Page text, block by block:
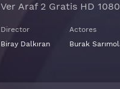
Ver Araf 2 Gratis HD
Director
Biray Dalkıran
Actores
Burak